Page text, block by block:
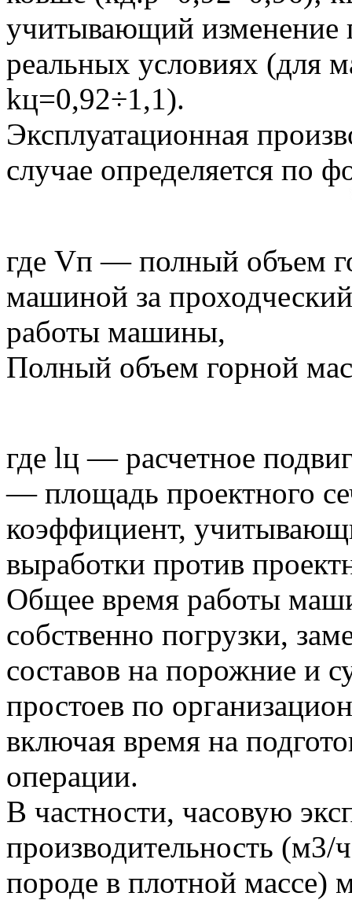
учитывающий изменение
реальных условиях (для
kц=0,92÷1,1).
Эксплуатационная
случае определяется по
где Vп — полный объем
машиной за
работы машины,
Полный объем горной
где lц — расчетное
— площадь проектного
коэффициент,
выработки против
Общее время работы
собственно погрузки,
составов на порожние и
простоев по
включая время на
операции.
В частности, часовую
производительность
породе в плотной массе)